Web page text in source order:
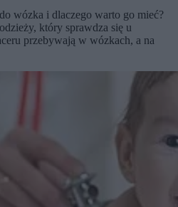
wózka i dlaczego warto go mieć?
który sprawdza się u
przebywają w wózkach, a na